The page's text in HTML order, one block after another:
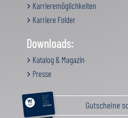
Karrieremöglichkeiten
Karriere Folder
Downloads:
Katalog & Magazin
Presse
RELAX &
BEAUTY
AKTIV
GENUSS
FAMILIE
GUTSCHEIN Gutscheine